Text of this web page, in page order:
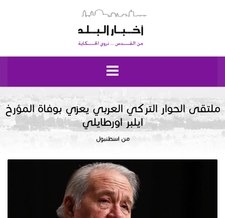
الرئيسية
ملتقى الحوار التركي العربي يعزي بوفاة المؤرخ
ايلبر اورطايلي
من اسطنبول